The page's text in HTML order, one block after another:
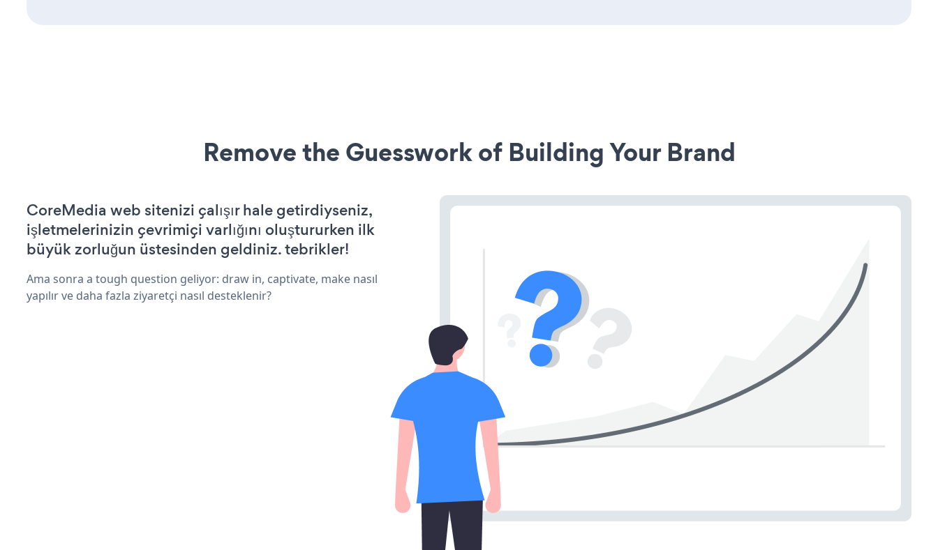
Remove the Guesswork of Building Your Brand
CoreMedia web sitenizi çalışır hale getirdiyseniz,
işletmelerinizin çevrimiçi varlığını oluştururken ilk
büyük zorluğun üstesinden geldiniz. tebrikler!
Ama sonra a tough question geliyor: draw in, captivate, make nasıl
yapılır ve daha fazla ziyaretçi nasıl desteklenir?